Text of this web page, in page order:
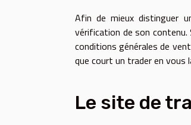
Afin de mieux distinguer
vérification de son contenu.
conditions générales de
que court un trader en vous
Le site de